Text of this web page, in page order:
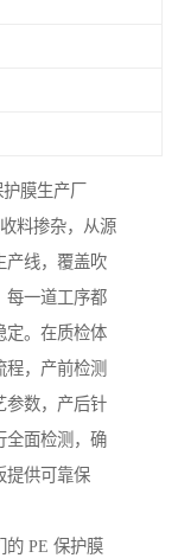
膜生产厂
料掺杂，从源
产线，覆盖吹
每一道工序都
定。在质检体
程，产前检测
参数，产后针
全面检测，确
提供可靠保
的 PE 保护膜